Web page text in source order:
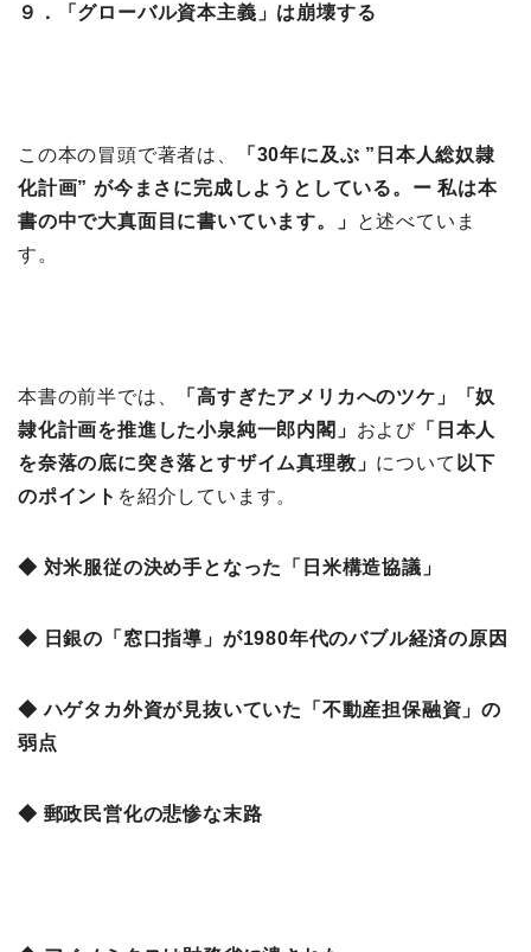
９．「グローバル資本主義」は崩壊する
この本の冒頭で著者は、
「30年に及ぶ ”日本人総奴隷
化計画” が今まさに完成しようとしている。ー 私は本
書の中で大真面目に書いています。」
と述べていま
す。
本書の前半では、 「高すぎたアメリカへのツケ 」「奴
隷化計画を推進した小泉純一郎内閣」 および 「日本人
を奈落の底に突き落とすザイム真理教」 について 以下
のポイント を紹介しています。
◆ 対米服従の決め手となった「日米構造協議」
◆ 日銀の「窓口指導」が1980年代のバブル経済の原因
◆ ハゲタカ外資が見抜いていた「不動産担保融資」の
弱点
◆ 郵政民営化の悲惨な末路